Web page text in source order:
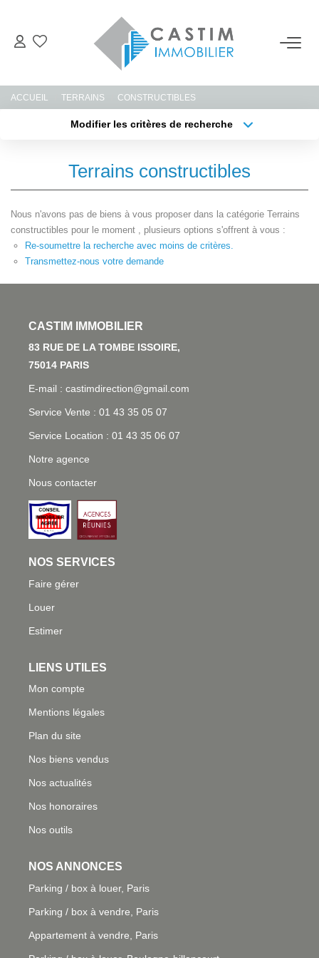
NOTRE AGENCE
CONTACT
ACCUEIL TERRAINS CONSTRUCTIBLES
Modifier les critères de recherche
Type de bien
Budget max Plus de critères
Terrains constructibles
Nous n'avons pas de biens à vous proposer dans la catégorie Terrains
constructibles pour le moment , plusieurs options s'offrent à vous :
Re-soumettre la recherche avec moins de critères.
Transmettez-nous votre demande
L'AGENCE
83 RUE DE LA TOMBE ISSOIRE, 75014 PARIS
E-mail : castimdirection@gmail.com
Service Vente : 01 43 35 05 07
Service Location : 01 43 35 06 07
Notre agence
Nous contacter
NOS SERVICES
Faire gérer
Louer
Estimer
LIENS UTILES
Mon compte
Mentions légales
Plan du site
Nos biens vendus
Nos actualités
Nos honoraires
Nos outils
NOS ANNONCES
Parking / box à louer, Paris
Parking / box à vendre, Paris
Appartement à vendre, Paris